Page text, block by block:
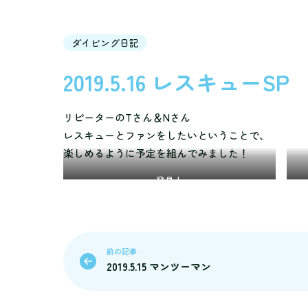
ダイビング日記
2019.5.16 レスキューSP
リピーターのTさん＆Nさん
レスキューとファンをしたいということで、
楽しめるように予定を組んでみました！
発見！
前の記事
2019.5.15 マンツーマン